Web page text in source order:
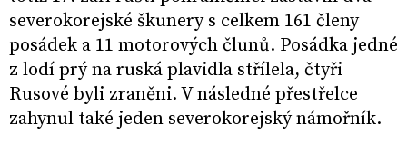
severokorejské škunery s celkem 161 členy
posádek a 11 motorových člunů. Posádka jedné
z lodí prý na ruská plavidla střílela, čtyři
Rusové byli zraněni. V následné přestřelce
zahynul také jeden severokorejský námořník.